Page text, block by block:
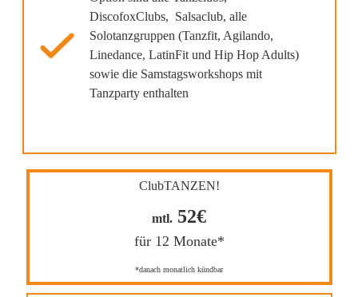
DiscofoxClubs, Salsaclub, alle
Solotanzgruppen (Tanzfit, Agilando,
Linedance, LatinFit und Hip Hop Adults)
sowie die Samstagsworkshops mit
Tanzparty enthalten
ClubTANZEN!
mtl. 52€
für 12 Monate*
*danach monatlich kündbar